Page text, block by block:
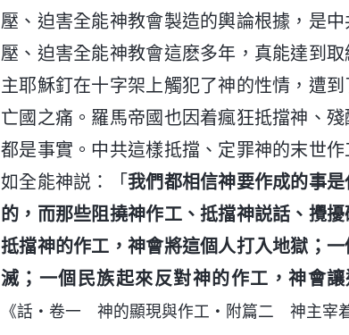
壓、迫害全能神教會製造的輿論根據，是
壓、迫害全能神教會這麽多年，真能達到
主耶穌釘在十字架上觸犯了神的性情，遭
亡國之痛。羅馬帝國也因着瘋狂抵擋神、
都是事實。中共這樣抵擋、定罪神的末世
如全能神説：「 我們都相信神要作成的事
的，而那些阻撓神作工、抵擋神説話、攪
抵擋神的作工，神會將這個人打入地獄；
滅；一個民族起來反對神的作工，神會
《話・卷一 神的顯現與作工・附篇二 神主宰